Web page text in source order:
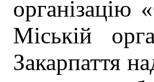
організацію
Міській
Закарпаття